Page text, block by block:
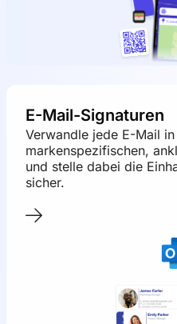
E-Mail-Signaturen
Verwandle jede E-Mail
markenspezifischen,
und stelle dabei die
sicher.